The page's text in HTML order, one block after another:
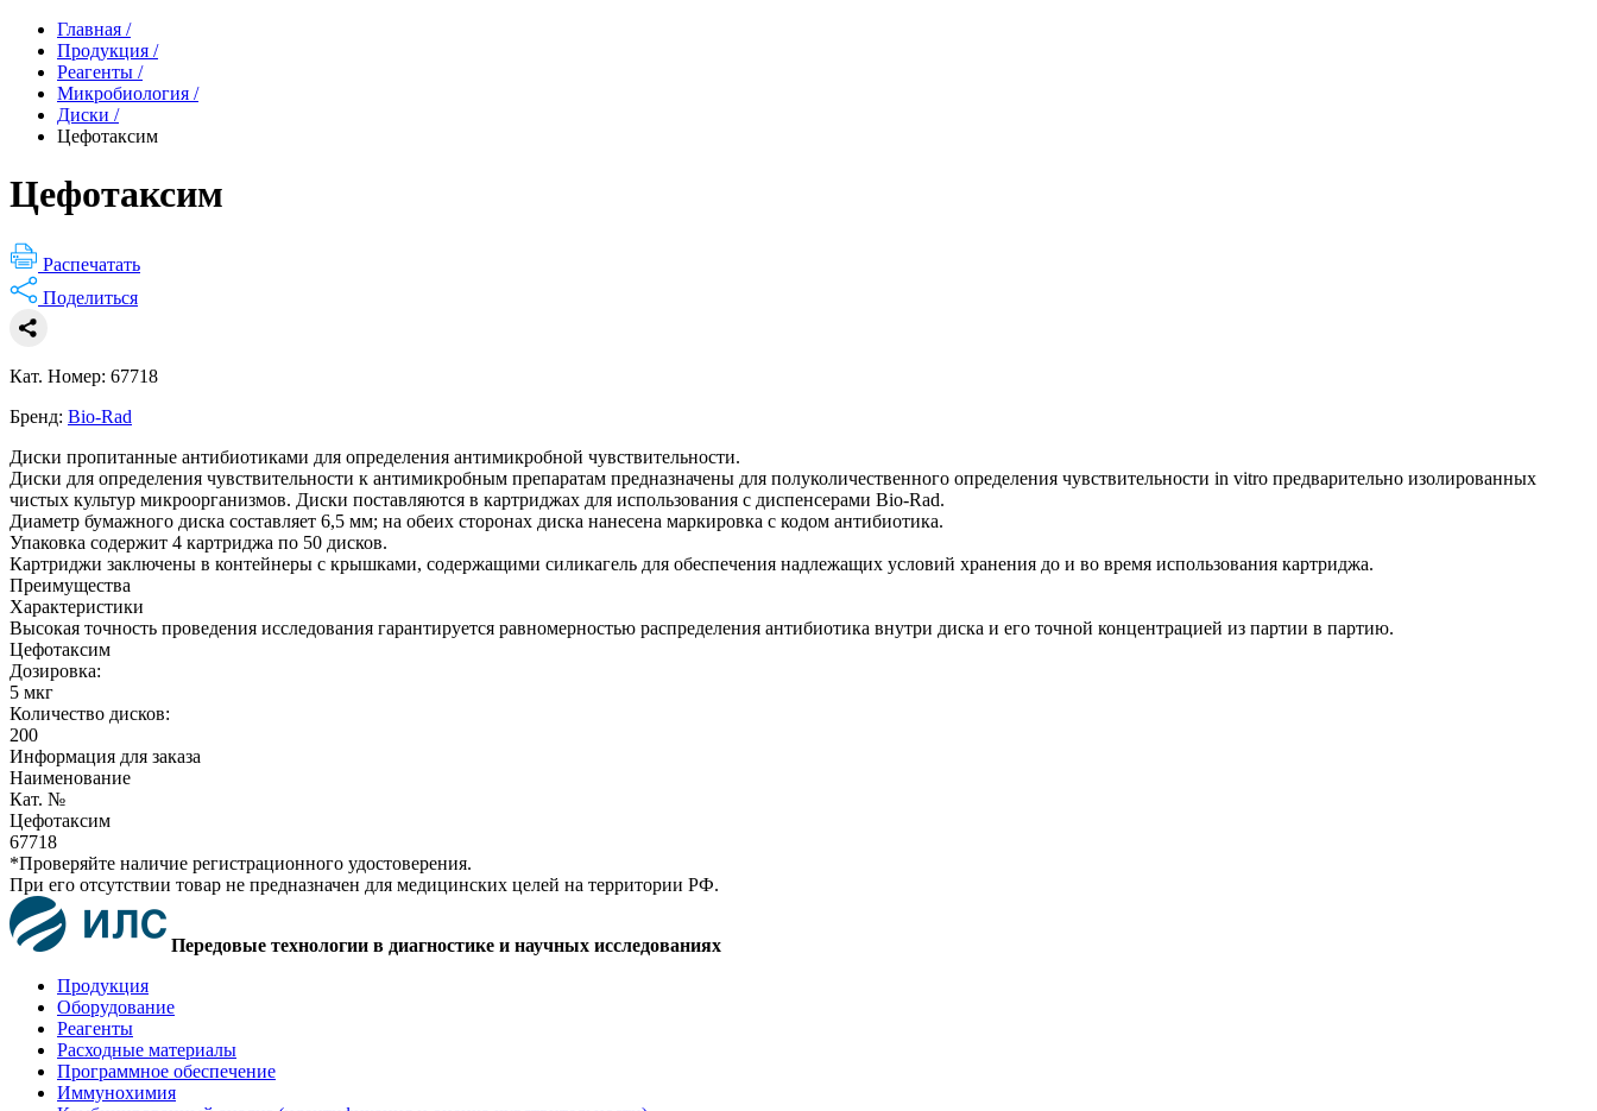
Главная /
Продукция /
Реагенты /
Микробиология /
Диски /
Цефотаксим
Цефотаксим
Распечатать
Поделиться
Кат. Номер: 67718
Бренд: Bio-Rad
Диски пропитанные антибиотиками для определения антимикробной чувствительности.
Диски для определения чувствительности к антимикробным препаратам предназначены для полуколичественного определения чувствительности in vitro предварительно изолированных
чистых культур микроорганизмов. Диски поставляются в картриджах для использования с диспенсерами Bio-Rad.
Диаметр бумажного диска составляет 6,5 мм; на обеих сторонах диска нанесена маркировка с кодом антибиотика.
Упаковка содержит 4 картриджа по 50 дисков.
Картриджи заключены в контейнеры с крышками, содержащими силикагель для обеспечения надлежащих условий хранения до и во время использования картриджа.
Преимущества
Характеристики
Высокая точность проведения исследования гарантируется равномерностью распределения антибиотика внутри диска и его точной концентрацией из партии в партию.
Цефотаксим
Дозировка:
5 мкг
Количество дисков:
200
Информация для заказа
Наименование
Кат. №
Цефотаксим
67718
*Проверяйте наличие регистрационного удостоверения.
При его отсутствии товар не предназначен для медицинских целей на территории РФ.
Передовые технологии в диагностике и научных исследованиях
Продукция
Оборудование
Реагенты
Расходные материалы
Программное обеспечение
Иммунохимия